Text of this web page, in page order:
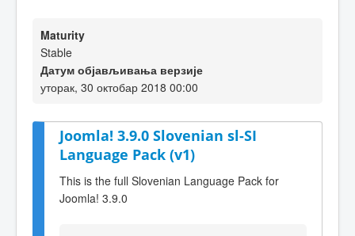
Maturity
Stable
Датум објављивања верзије
уторак, 30 октобар 2018 00:00
Joomla! 3.9.0 Slovenian sl-SI
Language Pack (v1)
This is the full Slovenian Language Pack for
Joomla! 3.9.0